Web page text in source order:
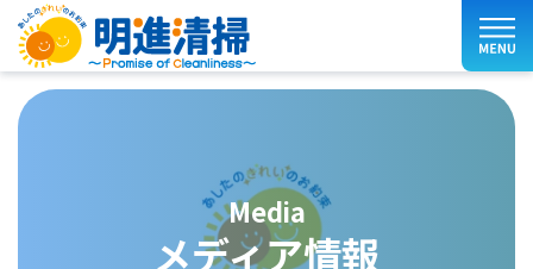
media
メディア情報